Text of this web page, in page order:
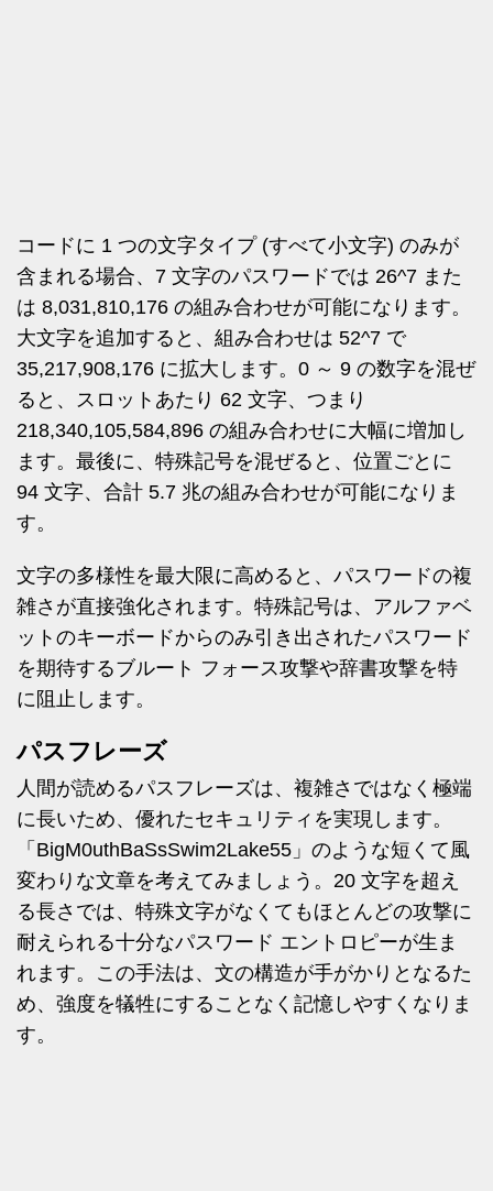
コードに 1 つの文字タイプ (すべて小文字) のみが
含まれる場合、7 文字のパスワードでは 26^7 また
は 8,031,810,176 の組み合わせが可能になります。
大文字を追加すると、組み合わせは 52^7 で
35,217,908,176 に拡大します。0 ～ 9 の数字を混ぜ
ると、スロットあたり 62 文字、つまり
218,340,105,584,896 の組み合わせに大幅に増加し
ます。最後に、特殊記号を混ぜると、位置ごとに
94 文字、合計 5.7 兆の組み合わせが可能になりま
す。
文字の多様性を最大限に高めると、パスワードの複
雑さが直接強化されます。特殊記号は、アルファベ
ットのキーボードからのみ引き出されたパスワード
を期待するブルート フォース攻撃や辞書攻撃を特
に阻止します。
パスフレーズ
人間が読めるパスフレーズは、複雑さではなく極端
に長いため、優れたセキュリティを実現します。
「BigM0uthBaSsSwim2Lake55」のような短くて風
変わりな文章を考えてみましょう。20 文字を超え
る長さでは、特殊文字がなくてもほとんどの攻撃に
耐えられる十分なパスワード エントロピーが生ま
れます。この手法は、文の構造が手がかりとなるた
め、強度を犠牲にすることなく記憶しやすくなりま
す。